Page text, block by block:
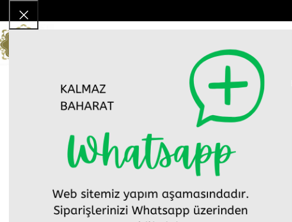
HikayemizBaharatlar
Baharatlar ACI TOZ BİBER